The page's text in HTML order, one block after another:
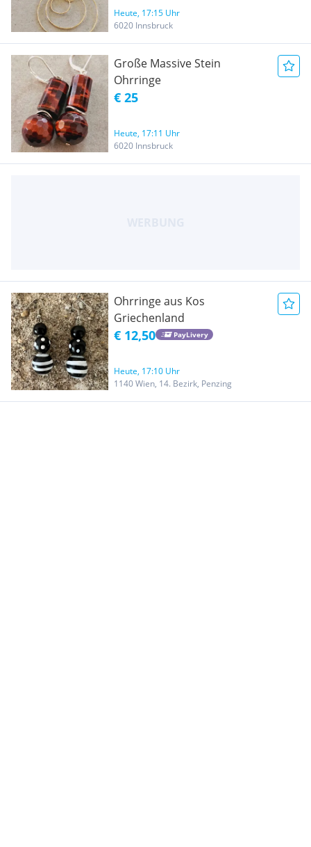
Heute, 17:15 Uhr
6020 Innsbruck
Große Massive Stein
Ohrringe
€ 25
Heute, 17:11 Uhr
6020 Innsbruck
Ohrringe aus Kos
Griechenland
€ 12,50 PayLivery
Heute, 17:10 Uhr
1140 Wien, 14. Bezirk, Penzing